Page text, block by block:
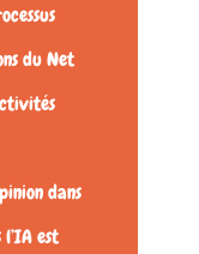
du Net
dans
est